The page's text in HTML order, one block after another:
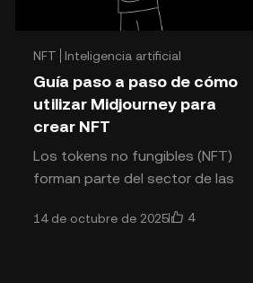
NFT Inteligencia artificial
Guía paso a paso de cómo
utilizar Midjourney para
crear NFT
Los tokens no fungibles (NFT)
forman parte del sector de las
muchos años. Sin embargo, el
14 de octubre de 2025 4